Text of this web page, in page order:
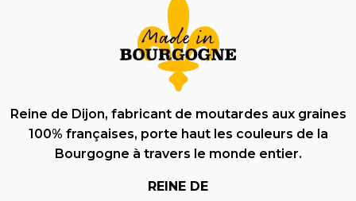
Reine de Dijon, fabricant de moutardes aux graines
100% françaises, porte haut les couleurs de la
Bourgogne à travers le monde entier.
REINE DE